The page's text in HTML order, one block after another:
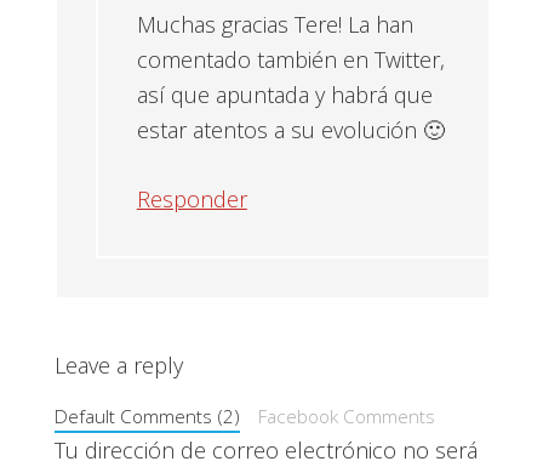
Muchas gracias Tere! La han
comentado también en Twitter,
así que apuntada y habrá que
estar atentos a su evolución 🙂
Responder
Leave a reply
Default Comments (2) Facebook Comments
Tu dirección de correo electrónico no será